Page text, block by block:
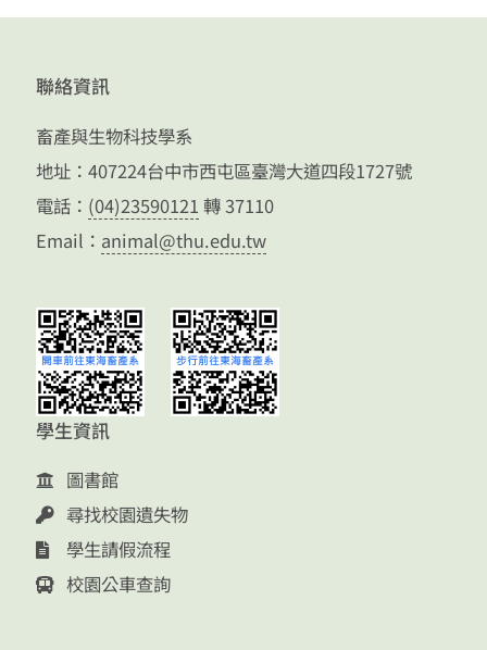
聯絡資訊
畜產與生物科技學系
地址：407224台中市西屯區臺灣大道四段1727號
電話： (04)23590121 轉 37110
Email： animal@thu.edu.tw
學生資訊
圖書館
尋找校園遺失物
學生請假流程
校園公車查詢